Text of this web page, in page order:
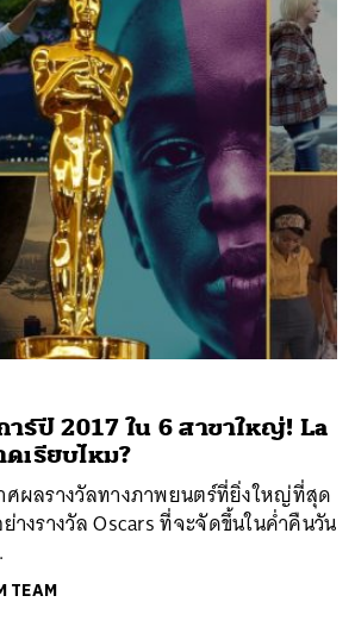
ร์ปี 2017 ใน 6 สาขาใหญ่! La
เรียบไหม?
ศผลรางวัลทางภาพยนตร์ที่ยิ่งใหญ่ที่สุด
างรางวัล Oscars ที่จะจัดขึ้นในค่ำคืนวัน
TEAM
TWEET LINE EMAIL